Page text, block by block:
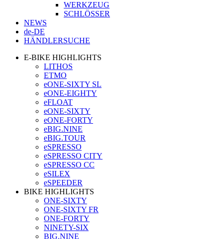
WERKZEUG
SCHLÖSSER
NEWS
de-DE
HÄNDLERSUCHE
E-BIKE HIGHLIGHTS
LITHOS
ETMO
eONE-SIXTY SL
eONE-EIGHTY
eFLOAT
eONE-SIXTY
eONE-FORTY
eBIG.NINE
eBIG.TOUR
eSPRESSO
eSPRESSO CITY
eSPRESSO CC
eSILEX
eSPEEDER
BIKE HIGHLIGHTS
ONE-SIXTY
ONE-SIXTY FR
ONE-FORTY
NINETY-SIX
BIG.NINE